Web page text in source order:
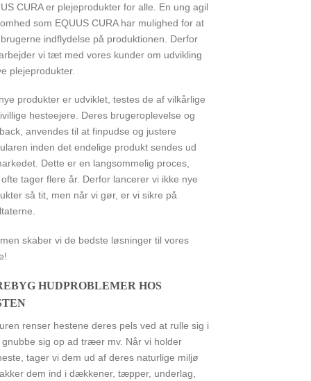
CURA er plejeprodukter for alle. En ung agil
som EQUUS CURA har mulighed for at
indflydelse på produktionen. Derfor
vi tæt med vores kunder om udvikling
plejeprodukter.
produkter er udviklet, testes de af vilkårlige
hesteejere. Deres brugeroplevelse og
anvendes til at finpudse og justere
inden det endelige produkt sendes ud
Dette er en langsommelig proces,
tager flere år. Derfor lancerer vi ikke nye
så tit, men når vi gør, er vi sikre på
skaber vi de bedste løsninger til vores
HUDPROBLEMER HOS
renser hestene deres pels ved at rulle sig i
gnubbe sig op ad træer mv. Når vi holder
tager vi dem ud af deres naturlige miljø
dem ind i dækkener, tæpper, underlag,